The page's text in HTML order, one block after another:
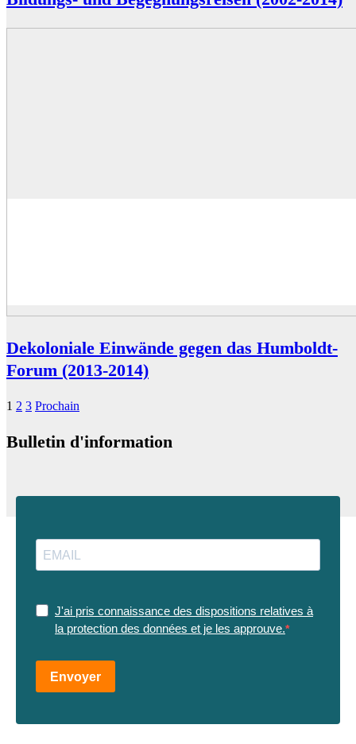
Dekoloniale Einwände gegen das Humboldt-
Forum (2013-2014)
1 2 3 Prochain
Bulletin d'information
J'ai pris connaissance des dispositions relatives à
la protection des données et je les approuve.
Envoyer